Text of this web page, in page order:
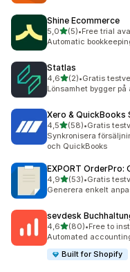
Shine Ecommerce
5,0av 5 stjärnor
(5)
5 recensioner totalt
•Free trial
Automatic
Statlas
4,6av 5 stjärnor
(2)
2 recensioner totalt
•Gratis
Lönsamhet bygger
Xero & QuickBooks
4,5av 5 stjärnor
(58)
58 recensioner totalt
•Gratis
Synkronisera
och QuickBooks
EXPORT OrderPro:
4,9av 5 stjärnor
(53)
53 recensioner totalt
•Gratis
Generera enkelt
sevdesk
4,6av 5 stjärnor
(80)
80 recensioner totalt
•Free to
Automated
Built for Shopify